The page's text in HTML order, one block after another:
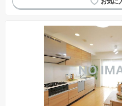
宅配ボックス
モニター
エレベーター